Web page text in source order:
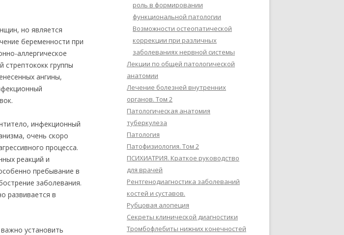
но является
беременности при
аллергическое
стрептококк группы
ангины,
инфекционный
очень скоро
процесса.
реакций и
пребывание в
заболевания.
развивается в
установить
роль в формировании
функциональной патологии
Возможности остеопатической
коррекции при различных
заболеваниях нервной системы
Лекции по общей патологической
анатомии
Лечение болезней внутренних
органов. Том 2
Патологическая анатомия
туберкулеза
Патология
Патофизиология. Том 2
ПСИХИАТРИЯ. Краткое руководство
для врачей
Рентгенодиагностика заболеваний
костей и суставов.
Рубцовая алопеция
Секреты клинической диагностики
Тромбофлебиты нижних конечностей